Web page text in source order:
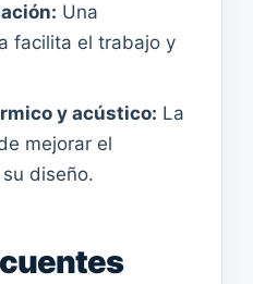
Una
facilita el trabajo y
y acústico: La
mejorar el
diseño.